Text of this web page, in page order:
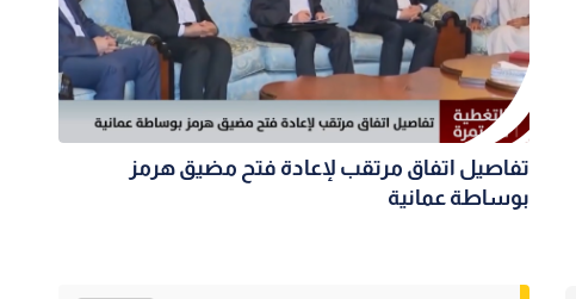
تفاصيل اتفاق مرتقب لإعادة فتح مضيق هرمز
بوساطة عمانية